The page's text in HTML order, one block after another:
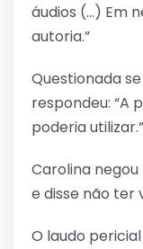
áudios (…) Em
autoria.”
Questionada
respondeu: “A
poderia utilizar.”
Carolina
e disse não ter
O laudo